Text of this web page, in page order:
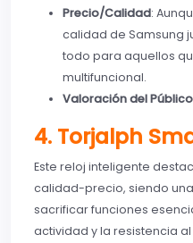
Precio/Calidad:
calidad de Samsung
todo para aquellos
multifuncional.
Valoración del Público
4. Torjalph
Este reloj inteligente
calidad-precio, siendo
sacrificar funciones
actividad y la resistencia